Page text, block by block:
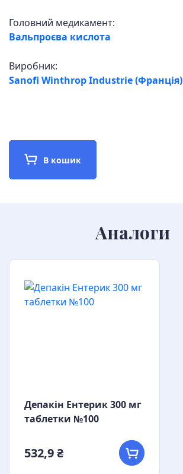
Головний медикамент:
Вальпроєва кислота
Виробник:
Sanofi Winthrop Industrie (Франція)
В кошик
Аналоги
Депакін Ентерик 300 мг
таблетки №100
532,9 ₴